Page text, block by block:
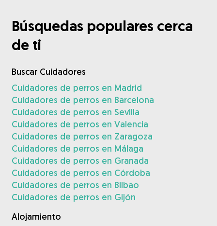
Búsquedas populares cerca
de ti
Buscar Cuidadores
Cuidadores de perros en Madrid
Cuidadores de perros en Barcelona
Cuidadores de perros en Sevilla
Cuidadores de perros en Valencia
Cuidadores de perros en Zaragoza
Cuidadores de perros en Málaga
Cuidadores de perros en Granada
Cuidadores de perros en Córdoba
Cuidadores de perros en Bilbao
Cuidadores de perros en Gijón
Alojamiento